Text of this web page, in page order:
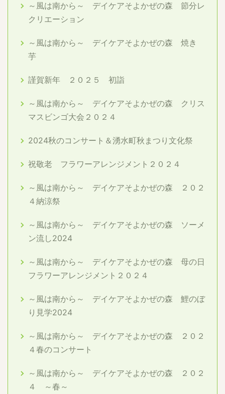
～風は南から～ デイケアそよかぜの森 節分レ
クリエーション
～風は南から～ デイケアそよかぜの森 焼き
芋
謹賀新年 ２０２５ 初詣
～風は南から～ デイケアそよかぜの森 クリス
マスビンゴ大会２０２４
2024秋のコンサート＆湧水町秋まつり文化祭
祝敬老 フラワーアレンジメント２０２４
～風は南から～ デイケアそよかぜの森 ２０２
４納涼祭
～風は南から～ デイケアそよかぜの森 ソーメ
ン流し2024
～風は南から～ デイケアそよかぜの森 母の日
フラワーアレンジメント２０２４
～風は南から～ デイケアそよかぜの森 鯉のぼ
り見学2024
～風は南から～ デイケアそよかぜの森 ２０２
４春のコンサート
～風は南から～ デイケアそよかぜの森 ２０２
４ ～春～